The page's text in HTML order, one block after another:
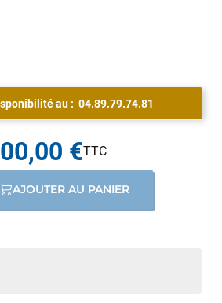
au : 04.89.79.74.81
€
AJOUTER AU PANIER